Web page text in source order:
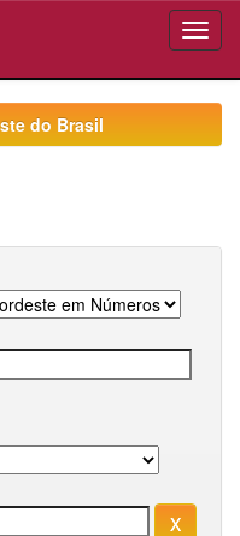
do Brasil